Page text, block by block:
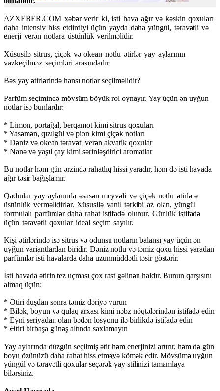
AZXEBER.COM xəbər verir ki, isti hava ağır və kəskin qoxuları
daha intensiv hiss etdirdiyi üçün yayda daha yüngül, təravətli və
enerji verən notlara üstünlük verilməlidir.
Xüsusilə sitrus, çiçək və okean notlu ətirlər yay aylarının
vazkeçilməz seçimləri arasındadır.
Bəs yay ətirlərində hansı notlar seçilməlidir?
Parfüm seçimində mövsüm böyük rol oynayır. Yay üçün ən uyğun
notlar isə bunlardır:
* Limon, portağal, berqamot kimi sitrus qoxuları
* Yasəmən, qızılgül və pion kimi çiçək notları
* Dəniz və okean təravəti verən akvatik qoxular
* Nanə və yaşıl çay kimi sərinləşdirici aromatlar
Bu notlar həm gün ərzində rahatlıq hissi yaradır, həm də isti havada
ağır təsir bağışlamır.
Qadınlar yay aylarında əsasən meyvəli və çiçək notlu ətirlərə
üstünlük verməlidirlər. Xüsusilə vanil tərkibi az olan, yüngül
formulalı parfümlər daha rahat istifadə olunur. Günlük istifadə
üçün təravətli qoxular ideal seçim sayılır.
Kişi ətirlərində isə sitrus və odunsu notların balansı yay üçün ən
uyğun variantlardan biridir. Dəniz notlu və təmiz qoxu hissi yaradan
parfümlər isti havalarda daha uzunmüddətli təsir göstərir.
İsti havada ətirin tez uçması çox rast gəlinən haldır. Bunun qarşısını
almaq üçün:
* Ətiri duşdan sonra təmiz dəriyə vurun
* Bilək, boyun və qulaq arxası kimi nəbz nöqtələrindən istifadə edin
* Eyni seriyadan olan bədən losyonu ilə birlikdə istifadə edin
* Ətiri birbaşa günəş altında saxlamayın
Yay aylarında düzgün seçilmiş ətir həm enerjinizi artırır, həm də gün
boyu özünüzü daha rahat hiss etməyə kömək edir. Mövsümə uyğun
yüngül və təravətli qoxular seçərək yay stilinizi tamamlaya
bilərsiniz.